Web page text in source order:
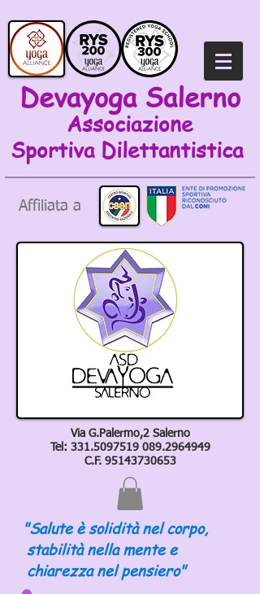
Devayoga Salerno
Associazione
Sportiva Dilettantistica
Affiliata a
Via G.Palermo,2 Salerno
Tel: 331.5097519 089.2964949
C.F. 95143730653
"Salute è solidità nel corpo,
stabilità nella mente e
chiarezza nel pensiero"